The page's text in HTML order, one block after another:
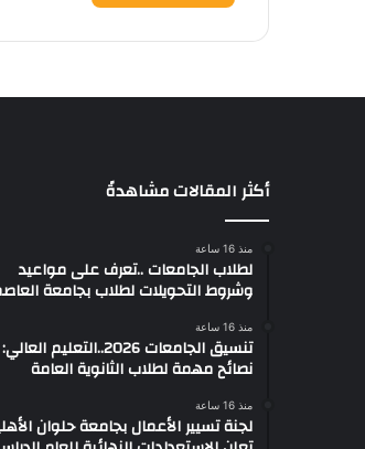
أكثر المقالات مشاهدةً
منذ 16 ساعة
لطلاب الجامعات ..تعرف على مواعيد
وشروط التحويلات لطلاب بجامعة
منذ 16 ساعة
نصائح مهمة لطلاب الثانوية العامة
منذ 16 ساعة
لجنة تسيير الأعمال بجامعة حلوان